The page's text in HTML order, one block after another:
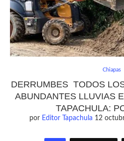
Chiapas
DERRUMBES TODOS
ABUNDANTES LLUVIAS
TAPACHULA:
por Editor Tapachula 12